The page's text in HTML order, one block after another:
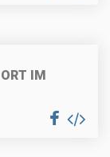
IM